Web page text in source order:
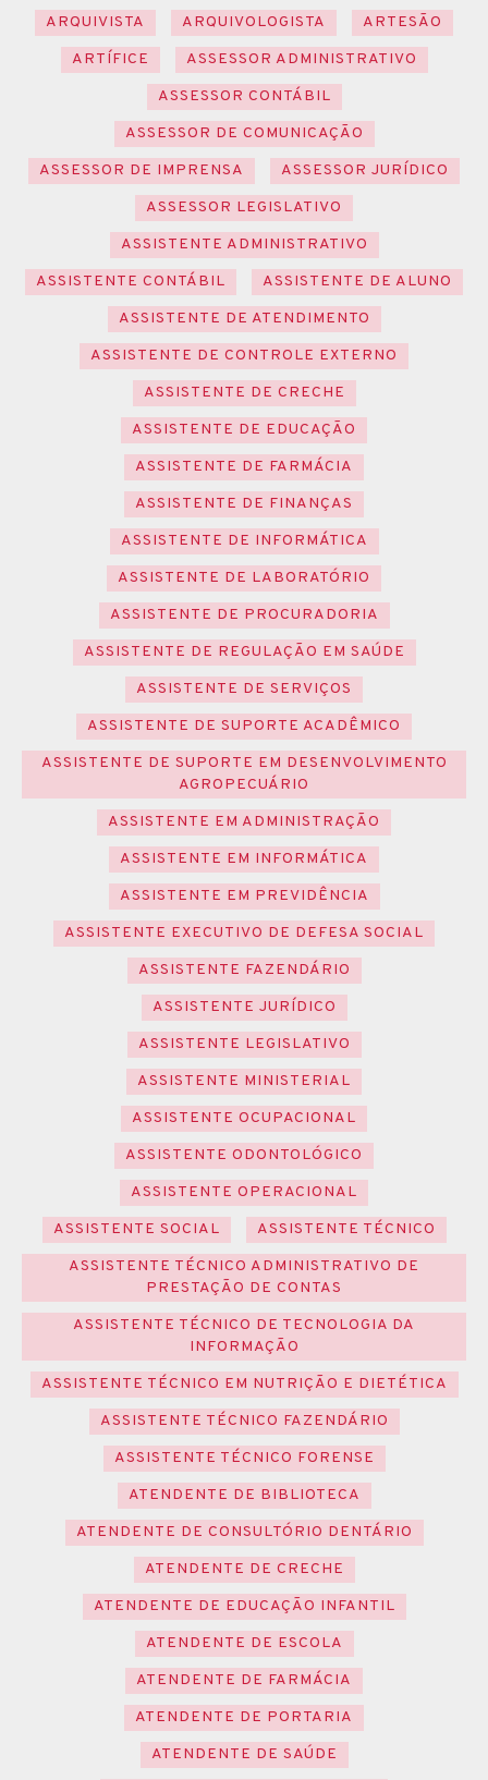
ARQUIVISTA
ARQUIVOLOGISTA
ARTESÃO
ARTÍFICE
ASSESSOR ADMINISTRATIVO
ASSESSOR CONTÁBIL
ASSESSOR DE COMUNICAÇÃO
ASSESSOR DE IMPRENSA
ASSESSOR JURÍDICO
ASSESSOR LEGISLATIVO
ASSISTENTE ADMINISTRATIVO
ASSISTENTE CONTÁBIL
ASSISTENTE DE ALUNO
ASSISTENTE DE ATENDIMENTO
ASSISTENTE DE CONTROLE EXTERNO
ASSISTENTE DE CRECHE
ASSISTENTE DE EDUCAÇÃO
ASSISTENTE DE FARMÁCIA
ASSISTENTE DE FINANÇAS
ASSISTENTE DE INFORMÁTICA
ASSISTENTE DE LABORATÓRIO
ASSISTENTE DE PROCURADORIA
ASSISTENTE DE REGULAÇÃO EM SAÚDE
ASSISTENTE DE SERVIÇOS
ASSISTENTE DE SUPORTE ACADÊMICO
ASSISTENTE DE SUPORTE EM DESENVOLVIMENTO
AGROPECUÁRIO
ASSISTENTE EM ADMINISTRAÇÃO
ASSISTENTE EM INFORMÁTICA
ASSISTENTE EM PREVIDÊNCIA
ASSISTENTE EXECUTIVO DE DEFESA SOCIAL
ASSISTENTE FAZENDÁRIO
ASSISTENTE JURÍDICO
ASSISTENTE LEGISLATIVO
ASSISTENTE MINISTERIAL
ASSISTENTE OCUPACIONAL
ASSISTENTE ODONTOLÓGICO
ASSISTENTE OPERACIONAL
ASSISTENTE SOCIAL
ASSISTENTE TÉCNICO
ASSISTENTE TÉCNICO ADMINISTRATIVO DE
PRESTAÇÃO DE CONTAS
ASSISTENTE TÉCNICO DE TECNOLOGIA DA
INFORMAÇÃO
ASSISTENTE TÉCNICO EM NUTRIÇÃO E DIETÉTICA
ASSISTENTE TÉCNICO FAZENDÁRIO
ASSISTENTE TÉCNICO FORENSE
ATENDENTE DE BIBLIOTECA
ATENDENTE DE CONSULTÓRIO DENTÁRIO
ATENDENTE DE CRECHE
ATENDENTE DE EDUCAÇÃO INFANTIL
ATENDENTE DE ESCOLA
ATENDENTE DE FARMÁCIA
ATENDENTE DE PORTARIA
ATENDENTE DE SAÚDE